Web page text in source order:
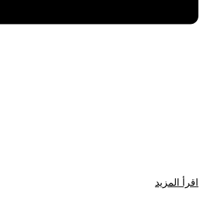
اقرأ المزيد